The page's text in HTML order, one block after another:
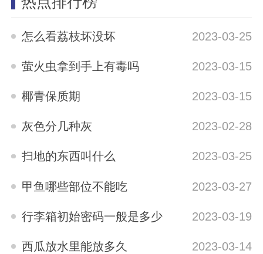
怎么看荔枝坏没坏 2023-03-25
萤火虫拿到手上有毒吗 2023-03-15
椰青保质期 2023-03-15
灰色分几种灰 2023-02-28
扫地的东西叫什么 2023-03-25
甲鱼哪些部位不能吃 2023-03-27
行李箱初始密码一般是多少 2023-03-19
西瓜放水里能放多久 2023-03-14